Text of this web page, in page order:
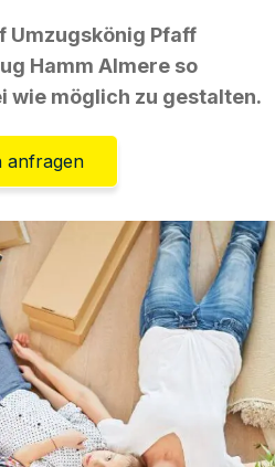
Umzugskönig Pfaff
Hamm Almere so
wie möglich zu gestalten.
anfragen